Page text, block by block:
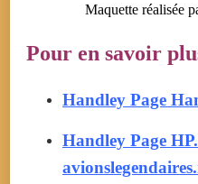
Maquette réalisée
Pour en savoir
Handley Page
Handley Page